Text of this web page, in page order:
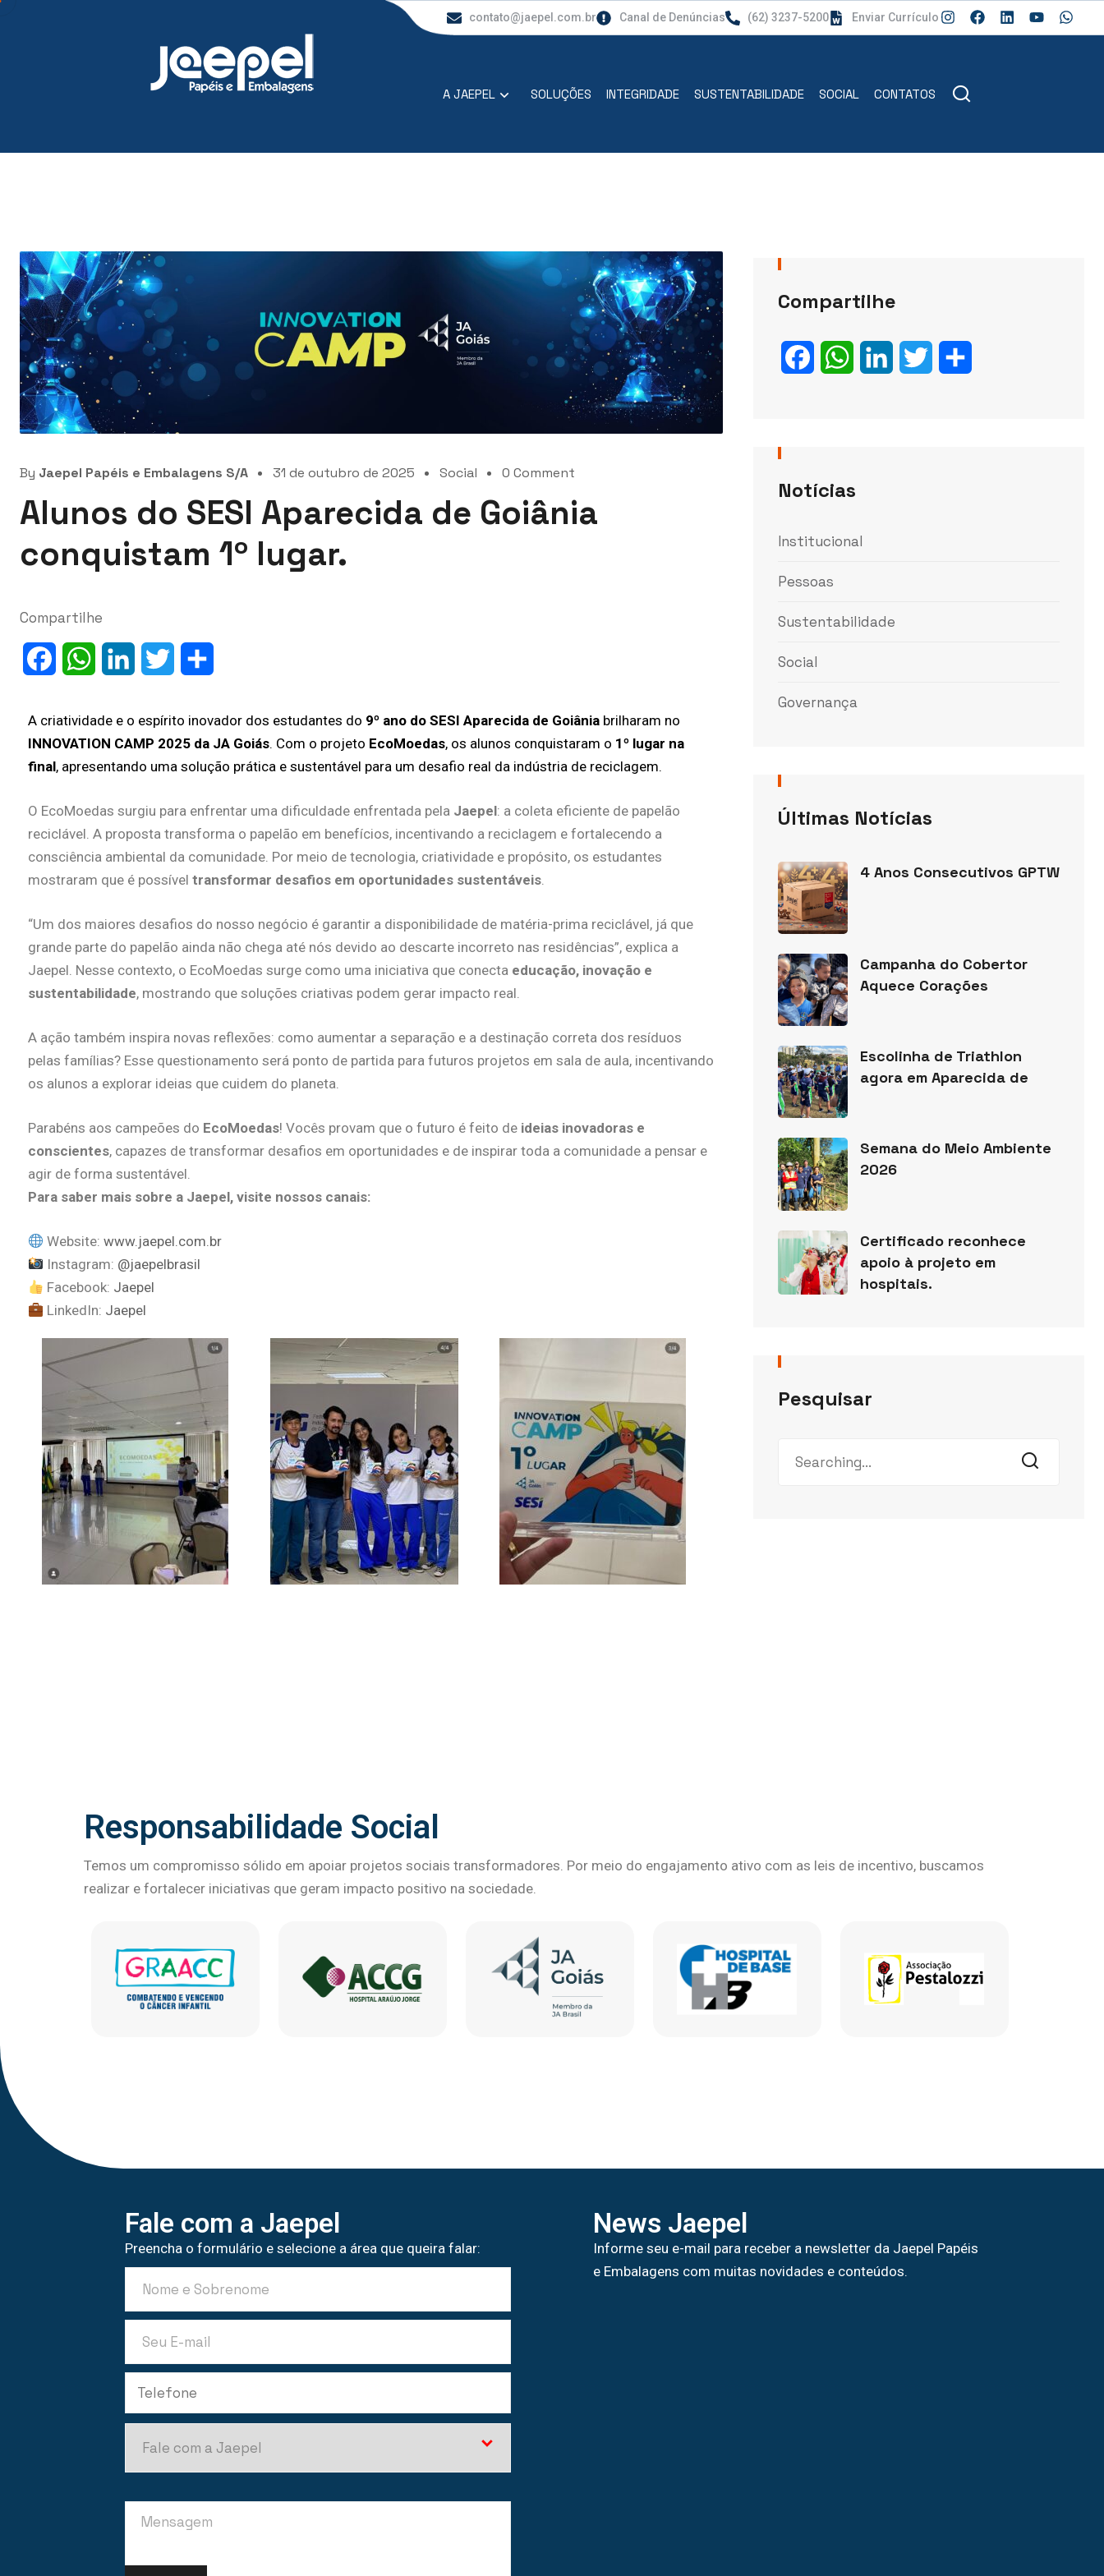
contato@jaepel.com.br Canal de Denúncias (62) 3237-5200 Enviar Currículo
A JAEPEL SOLUÇÕES INTEGRIDADE SUSTENTABILIDADE SOCIAL CONTATOS
By Jaepel Papéis e Embalagens S/A 31 de outubro de 2025 Social 0 Comment
Alunos do SESI Aparecida de Goiânia
conquistam 1º lugar.
Compartilhe
FacebookWhatsAppLinkedIn Twitter
A criatividade e o espírito inovador dos estudantes do 9º ano do SESI Aparecida de Goiâniabrilharam no
INNOVATION CAMP 2025 da JA Goiás. Com o projeto EcoMoedas, os alunos conquistaram o 1º lugar na
final, apresentando uma solução prática e sustentável para um desafio real da indústria de reciclagem.
O EcoMoedas surgiu para enfrentar uma dificuldade enfrentada pela Jaepel: a coleta eficiente de papelão
reciclável. A proposta transforma o papelão em benefícios, incentivando a reciclagem e fortalecendo a
consciência ambiental da comunidade. Por meio de tecnologia, criatividade e propósito, os estudantes
mostraram que é possível transformar desafios em oportunidades sustentáveis.
“Um dos maiores desafios do nosso negócio é garantir a disponibilidade de matéria-prima reciclável, já que
grande parte do papelão ainda não chega até nós devido ao descarte incorreto nas residências”, explica a
Jaepel. Nesse contexto, o EcoMoedas surge como uma iniciativa que conecta educação, inovação e
sustentabilidade, mostrando que soluções criativas podem gerar impacto real.
A ação também inspira novas reflexões: como aumentar a separação e a destinação correta dos resíduos
pelas famílias? Esse questionamento será ponto de partida para futuros projetos em sala de aula, incentivando
os alunos a explorar ideias que cuidem do planeta.
Parabéns aos campeões do EcoMoedas! Vocês provam que o futuro é feito de ideias inovadoras e
conscientes, capazes de transformar desafios em oportunidades e de inspirar toda a comunidade a pensar e
agir de forma sustentável.
Para saber mais sobre a Jaepel, visite nossos canais:
Website:www.jaepel.com.br
Instagram: @jaepelbrasil
Facebook: Jaepel
LinkedIn: Jaepel
Compartilhe
FacebookWhatsAppLinkedIn Twitter
Notícias
Institucional
Pessoas
Sustentabilidade
Social
Governança
Últimas Notícias
4 Anos Consecutivos GPTW
Campanha do Cobertor
Aquece Corações
Escolinha de Triathlon
agora em Aparecida de
Semana do Meio Ambiente
2026
Certificado reconhece
apoio à projeto em
hospitais.
Pesquisar
Responsabilidade Social
Temos um compromisso sólido em apoiar projetos sociais transformadores. Por meio do engajamento ativo com as leis de incentivo, buscamos
realizar e fortalecer iniciativas que geram impacto positivo na sociedade.
Fale com a Jaepel
Preencha o formulário e selecione a área que queira falar:
News Jaepel
Informe seu e-mail para receber a newsletter da Jaepel Papéis
e Embalagens com muitas novidades e conteúdos.